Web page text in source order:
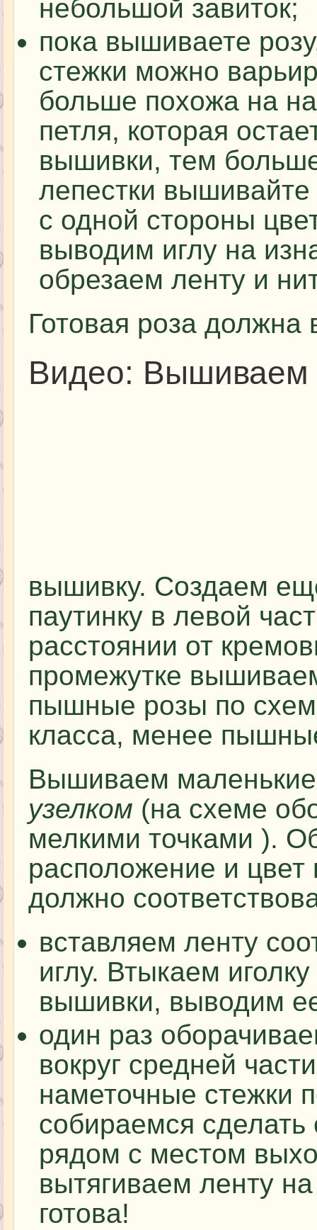
небольшой завиток;
пока вышиваете
стежки можно
больше похожа на
петля, которая
вышивки, тем
лепестки вышивайте
с одной стороны
выводим иглу на
обрезаем ленту и
Готовая роза должна
Видео: Вышиваем
вышивку. Создаем
паутинку в левой
расстоянии от
промежутке
пышные розы по
класса, менее
Вышиваем
узелком (на схеме
мелкими точками ).
расположение и
должно
вставляем ленту
иглу. Втыкаем
вышивки, выводим
один раз
вокруг средней
наметочные стежки
собираемся сделать
рядом с местом
вытягиваем ленту
готова!